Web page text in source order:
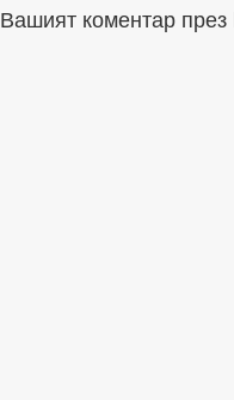
Вашият коментар през